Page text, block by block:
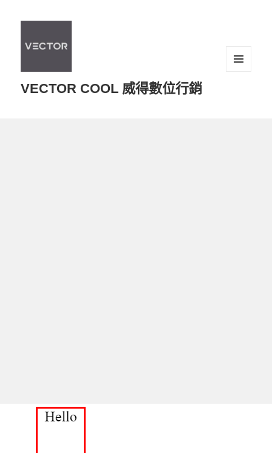
VECTOR COOL 威得數位行銷